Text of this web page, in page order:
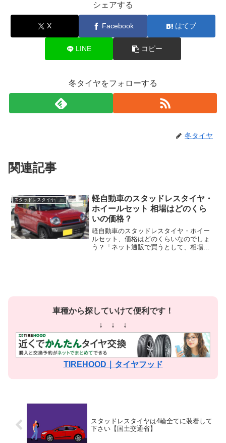
シェアする
X Facebook はてブ
LINE コピー
冬タイヤをフォローする
冬タイヤ
関連記事
スタッドレスタイヤ ホイールセット 軽自動車
軽自動車のスタッドレスタイヤ・
ホイールセット 相場はどのくら
いの価格？
軽自動車のスタッドレスタイヤ・ホイー
ルセット、価格はどのくらいなのでしょ
う？「ネット通販で買うとして、相場は
車種から探していけて便利です！
↓ ↓ ↓
TIREHOOD｜タイヤフッド
スタッドレスタイヤは4輪全てに装着して
下さい【国土交通省】